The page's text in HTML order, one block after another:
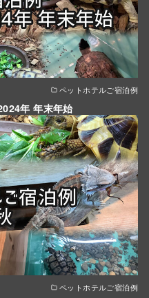
ペットホテルご宿泊例
年 年末年始
ペットホテルご宿泊例